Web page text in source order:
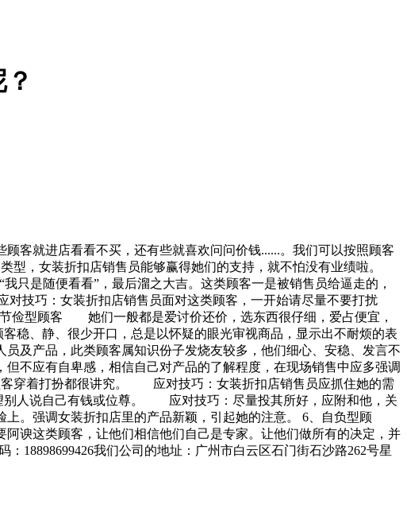
客就进店看看不买，还有些就喜欢问问价钱......。我们可以按照顾客
，女装折扣店销售员能够赢得她们的支持，就不怕没有业绩啦。
是随便看看”，最后溜之大吉。这类顾客一是被销售员给逼走的，
技巧：女装折扣店销售员面对这类顾客，一开始请尽量不要打扰
节俭型顾客 她们一般都是爱讨价还价，选东西很仔细，爱占便宜，
、静、很少开口，总是以怀疑的眼光审视商品，显示出不耐烦的表
及产品，此类顾客属知识份子发烧友较多，他们细心、安稳、发言不
应有自卑感，相信自己对产品的了解程度，在现场销售中应多强调
穿着打扮都很讲究。 应对技巧：女装折扣店销售员应抓住她的需
人说自己有钱或位尊。 应对技巧：尽量投其所好，应附和他，关
。强调女装折扣店里的产品新颖，引起她的注意。 6、自负型顾
这类顾客，让他们相信他们自己是专家。让他们做所有的决定，并
18898699426我们公司的地址：广州市白云区石门街石沙路262号星